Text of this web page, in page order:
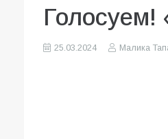
Голосуем!
25.03.2024 Малика